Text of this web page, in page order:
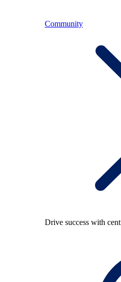
Community
Drive success with